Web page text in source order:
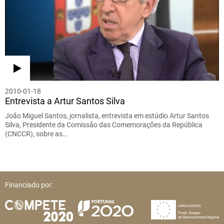
2010-01-18
Entrevista a Artur Santos Silva
João Miguel Santos, jornalista, entrevista em estúdio Artur Santos
Silva, Presidente da Comissão das Comemorações da República
(CNCCR), sobre as…
Financiado por: